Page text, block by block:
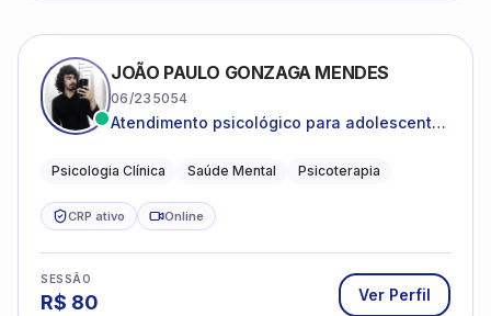
JOÃO PAULO GONZAGA MENDES
06/235054
Atendimento psicológico para adolescentes
depressão e autoestima.
Psicologia Clínica Saúde Mental Psicoterapia
CRP ativo Online
SESSÃO
R$ 80 Ver Perfil